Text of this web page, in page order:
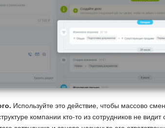
Используйте это действие, чтобы массово
компании кто-то из сотрудников не